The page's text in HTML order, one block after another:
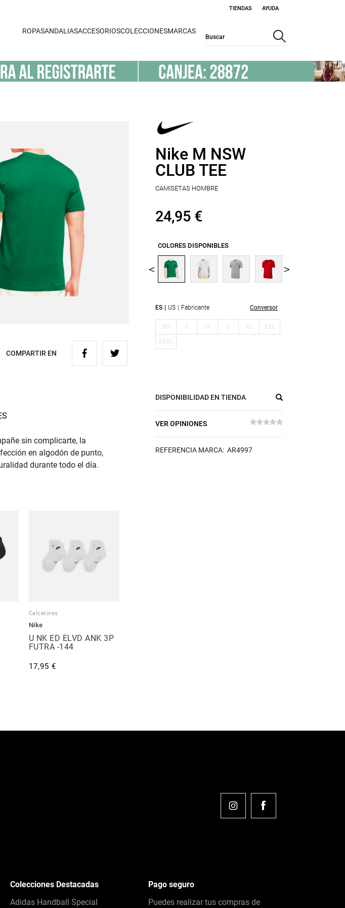
TIENDAS AYUDA
ROPASANDALIASACCESORIOSCOLECCIONESMARCAS
Nike M NSW
CLUB TEE
CAMISETAS HOMBRE
24,95 €
COLORES DISPONIBLES
ES US Fabricante Conversor
XS S M L XL XXL
XXXL
DISPONIBILIDAD EN TIENDA
VER OPINIONES
REFERENCIA MARCA: AR4997
COMPARTIR EN
sin complicarte, la
en algodón de punto,
durante todo el día.
Calcetines
Nike
U NK ED ELVD ANK 3P
FUTRA -144
17,95 €
Colecciones Destacadas
Adidas Handball Special
Pago seguro
Puedes realizar tus compras de